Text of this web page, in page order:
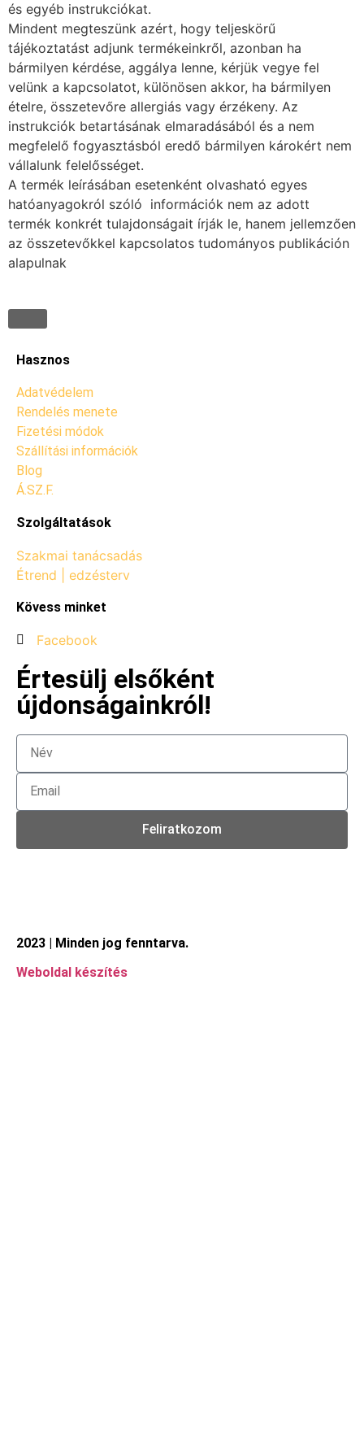
és egyéb instrukciókat.
Mindent megteszünk azért, hogy teljeskörű
tájékoztatást adjunk termékeinkről, azonban ha
bármilyen kérdése, aggálya lenne, kérjük vegye fel
velünk a kapcsolatot, különösen akkor, ha bármilyen
ételre, összetevőre allergiás vagy érzékeny. Az
instrukciók betartásának elmaradásából és a nem
megfelelő fogyasztásból eredő bármilyen károkért nem
vállalunk felelősséget.
A termék leírásában esetenként olvasható egyes
hatóanyagokról szóló információk nem az adott
termék konkrét tulajdonságait írják le, hanem jellemzően
az összetevőkkel kapcsolatos tudományos publikáción
alapulnak
Hasznos
Adatvédelem
Rendelés menete
Fizetési módok
Szállítási információk
Blog
Á.SZ.F.
Szolgáltatások
Szakmai tanácsadás
Étrend | edzésterv
Kövess minket
Facebook
Értesülj elsőként
újdonságainkról!
Feliratkozom
2023 | Minden jog fenntarva.
Weboldal készítés